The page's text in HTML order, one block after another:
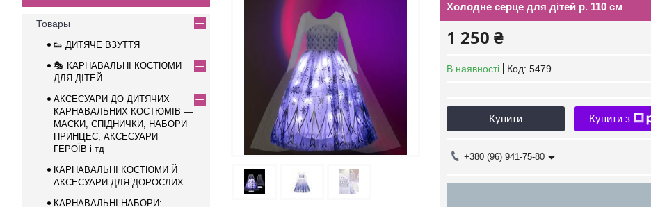
Холодне серце для дітей р. 110 см
1 250 ₴
В наявності Код: 5479
Купити Купити з
+380 (96) 941-75-80
Товары
👟 ДИТЯЧЕ ВЗУТТЯ
🎭 КАРНАВАЛЬНІ КОСТЮМИ
ДЛЯ ДІТЕЙ
АКСЕСУАРИ ДО ДИТЯЧИХ
КАРНАВАЛЬНИХ КОСТЮМІВ —
МАСКИ, СПІДНИЧКИ, НАБОРИ
ПРИНЦЕС, АКСЕСУАРИ
ГЕРОЇВ і тд
КАРНАВАЛЬНІ КОСТЮМИ Й
АКСЕСУАРИ ДЛЯ ДОРОСЛИХ
КАРНАВАЛЬНІ НАБОРИ: